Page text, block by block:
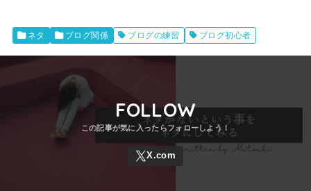
ネタ ブログ関係 ブログの練習 ブログ初心者
FOLLOW